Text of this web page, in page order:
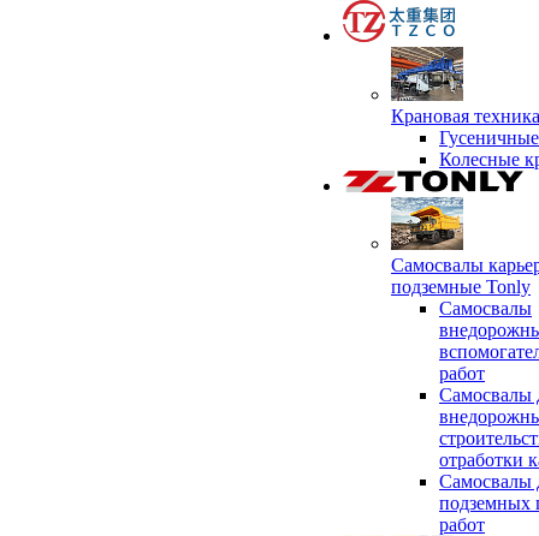
Крановая
Колесные
Самосвалы
подземные Tonly
Самосвалы
работ
Самосвалы
отработки
Самосвалы
подземных
работ